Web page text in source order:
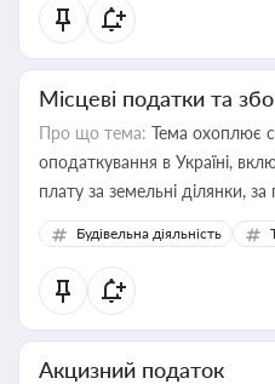
Місцеві податки та
Про що тема: Тема охоплює
оподаткування в Україні,
Будівельна діяльність
Акцизний податок